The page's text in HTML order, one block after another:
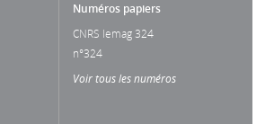
Numéros papiers
CNRS lemag 324
n°324
Voir tous les numéros